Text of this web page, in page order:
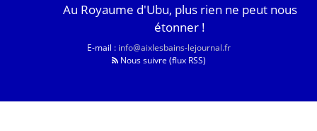
Au Royaume d'Ubu, plus rien ne peut nous
étonner !
E-mail : info@aixlesbains-lejournal.fr
Nous suivre (flux RSS)